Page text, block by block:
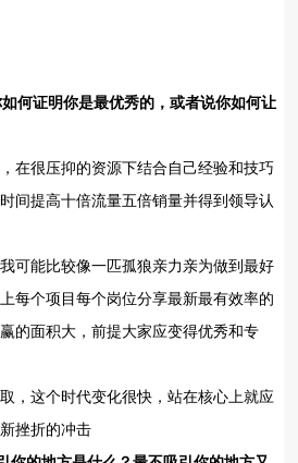
何证明你是最优秀的，或者说你如何让
在很压抑的资源下结合自己经验和技巧
间提高十倍流量五倍销量并得到领导认
可能比较像一匹孤狼亲力亲为做到最好
每个项目每个岗位分享最新最有效率的
的面积大，前提大家应变得优秀和专
，这个时代变化很快，站在核心上就应
挫折的冲击